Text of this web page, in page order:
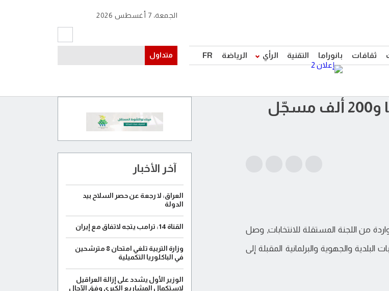
ثقافات بانوراما التقنية الرأي الرياضة FR
الجمعة، 7 أغسطس 2026
متداول
من اللجنة المستقلة للانتخابات, وصل
والجهوية والبرلمانية المقبلة إلى
آخر الأخبار
العراق: لا رجعة عن حصر السلاح بيد
الدولة
القناة 14: ترامب يتجه لاتفاق مع إيران
وزارة التربية تلغي امتحان 8 مترشحين
في الباكلوريا التكميلية
الوزير الأول يشدد على إزالة العراقيل
لاستكمال المشاريع الكبرى وفق الآجال